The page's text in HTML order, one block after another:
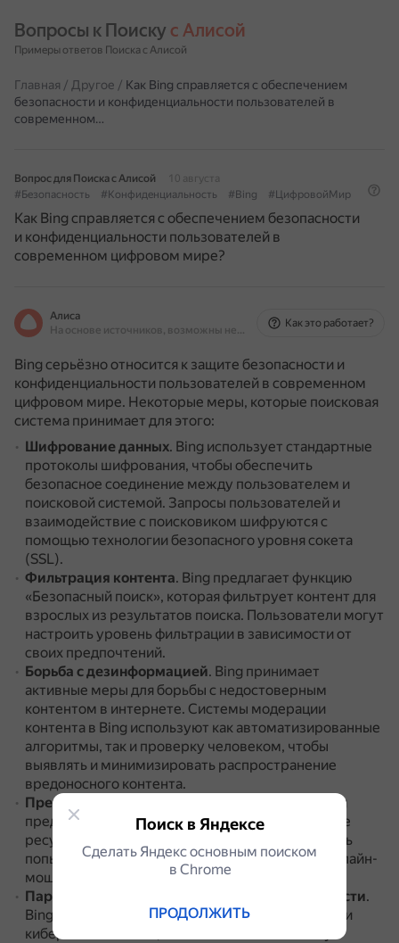
Вопросы к Поиску с Алисой
Примеры ответов Поиска с Алисой
Главная / Другое / Как Bing справляется с обеспечением
безопасности и конфиденциальности пользователей в
современном…
Вопрос для Поиска с Алисой
10 августа
#Безопасность
#Конфиденциальность #Bing #ЦифровойМир
Как Bing справляется с обеспечением безопасности
и конфиденциальности пользователей в
современном цифровом мире?
Алиса
На основе источников, возможны неточности
Как это работает?
Bing серьёзно относится к защите безопасности и
конфиденциальности пользователей в современном
цифровом мире. Некоторые меры, которые поисковая
система принимает для этого:
Шифрование данных. Bing использует стандартные
протоколы шифрования, чтобы обеспечить
безопасное соединение между пользователем и
поисковой системой. Запросы пользователей и
взаимодействие с поисковиком шифруются с
помощью технологии безопасного уровня сокета
(SSL).
Фильтрация контента. Bing предлагает функцию
«Безопасный поиск», которая фильтрует контент для
взрослых из результатов поиска. Пользователи могут
настроить уровень фильтрации в зависимости от
своих предпочтений.
Борьба с дезинформацией. Bing принимает
активные меры для борьбы с недостоверным
контентом в интернете. Системы модерации
контента в Bing используют как автоматизированные
алгоритмы, так и проверку человеком, чтобы
выявлять и минимизировать распространение
вредоносного контента.
Предотвращение онлайн-мошенничества
Bing
предоставляет инструменты и образовательные
ресурсы, чтобы помочь пользователям выявлять
попытки мошенничества и защищать себя от онлайн-
мошенничества.
Партнёрство с экспертами по кибербезопасности.
Bing сотрудничает с лидерами отрасли в области
кибербезопасности, что помогает поисковику
Поиск в Яндексе
Сделать Яндекс основным поиском
в Сhrome
ПРОДОЛЖИТЬ